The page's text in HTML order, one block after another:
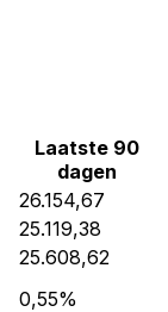
Laatste 90
dagen
26.154,67
25.119,38
25.608,62
0,55%